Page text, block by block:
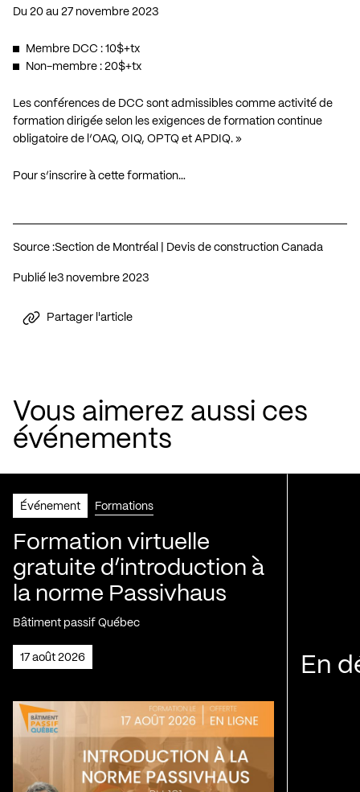
Du 20 au 27 novembre 2023
Membre DCC : 10$+tx
Non-membre : 20$+tx
Les conférences de DCC sont admissibles comme activité de
formation dirigée selon les exigences de formation continue
obligatoire de l’OAQ, OIQ, OPTQ et APDIQ. »
Pour s’inscrire à cette formation…
Source :Section de Montréal | Devis de construction Canada
Publié le 3 novembre 2023
Partager l'article
Vous aimerez aussi ces
événements
Événement Formations
Formation virtuelle
gratuite d’introduction à
la norme Passivhaus
Bâtiment passif Québec
17 août 2026 En